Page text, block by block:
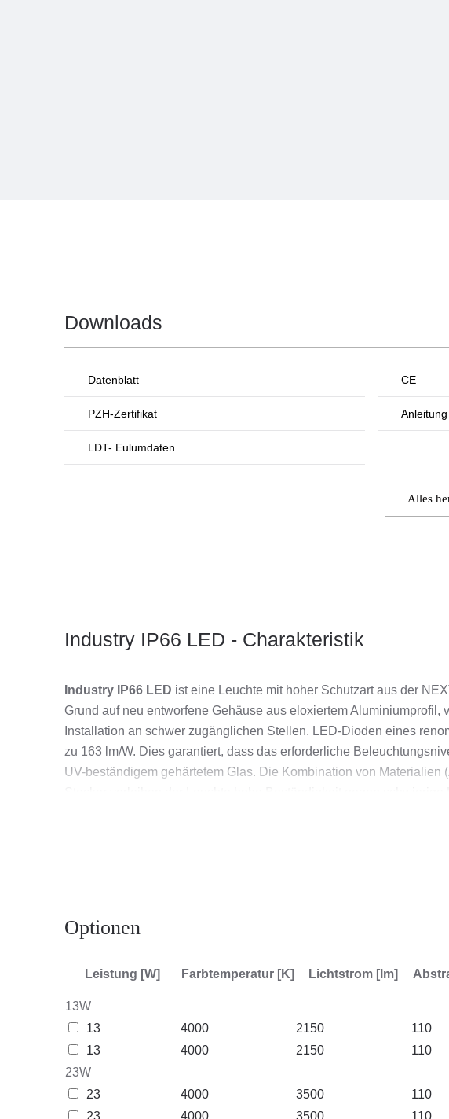
Downloads
Datenblatt CE
PZH-Zertifikat Anleitung
LDT- Eulumdaten
Alles
Industry IP66 LED - Charakteristik
Industry IP66 LED ist eine Leuchte mit hoher Schutzart aus der
Grund auf neu entworfene Gehäuse aus eloxiertem
Installation an schwer zugänglichen Stellen. LED-Dioden eines
zu 163 lm/W. Dies garantiert, dass das erforderliche
UV-beständigem gehärtetem Glas. Die Kombination von
Die multifunktionale LED-Leuchte ist für den Einsatz in Bereichen
für den Einsatz in Räumen für medizinische und Laborzwecke
Optionen
Leistung [W] Farbtemperatur [K] Lichtstrom [lm]
13W
13
4000 2150 110
13
4000 2150 110
23W
23
4000 3500 110
23
4000 3500 110